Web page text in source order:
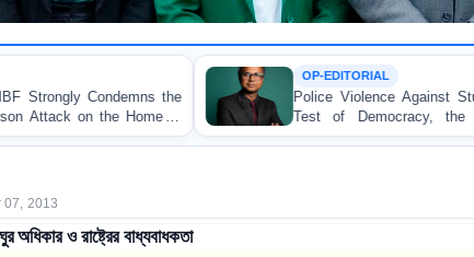
the
of
OP-EDITORIAL
Police Violence Against Student Protesters: A
Test of Democracy, the Rule of Law, and
Accountability
07, 2013
অধিকার ও রাষ্ট্রের বাধ্যবাধকতা